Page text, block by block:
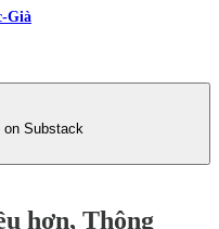
Già
on Substack
hơn, Thông